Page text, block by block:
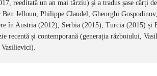
reeditată un an mai târziu) și a tradus șase cărți
Ben Jelloun, Philippe Claudel, Gheorghi
în Austria (2012), Serbia (2015), Turcia (2015)
recentă și contemporană (generația războiului,
Vasilievici).